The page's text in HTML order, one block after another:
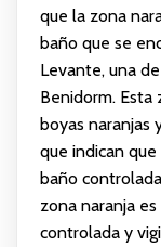
que la zona
baño que se
Levante, una
Benidorm. Esta
boyas naranjas
que indican
baño
zona naranja
controlada y